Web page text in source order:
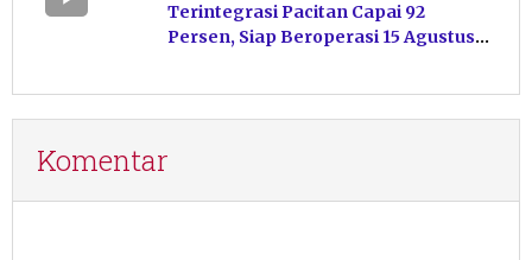
Terintegrasi Pacitan Capai 92
Persen, Siap Beroperasi 15 Agustus
Komentar